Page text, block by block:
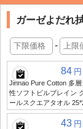
ガーゼよだれ
-
84 円
Jinhao Pure Cotton 多
性ソフトビルブレイン
ールスクエアタオル
43 円